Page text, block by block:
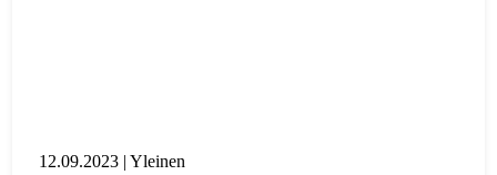
12.09.2023 | Yleinen